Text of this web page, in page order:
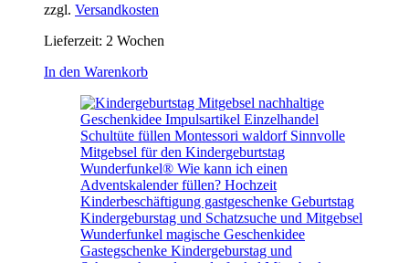
zzgl. Versandkosten
Lieferzeit: 2 Wochen
In den Warenkorb